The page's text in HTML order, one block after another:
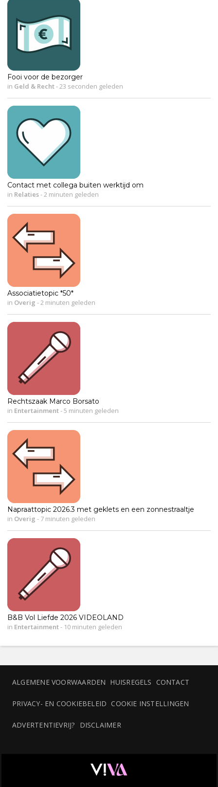
Fooi voor de bezorger
in Geld & Recht-23 seconden geleden
Contact met collega buiten werktijd om
in Relaties-2 minuten geleden
Associatietopic *50*
in Overig -2 minuten geleden
Rechtszaak Marco Borsato
in Entertainment-5 minuten geleden
Napraattopic 2026.3 met geklets en een zonnestraaltje
in Overig - 7 minuten geleden
B&B Vol Liefde 2026 VIDEOLAND
in Entertainment- 10 minuten geleden
ALGEMENE VOORWAARDEN HUISREGELS CONTACT
PRIVACY- EN COOKIEBELEID COOKIE INSTELLINGEN
ADVERTENTIEVRIJ? DISCLAIMER